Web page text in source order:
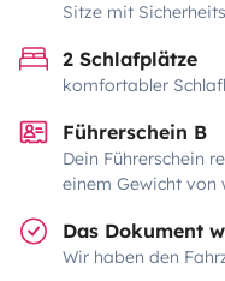
Sitze mit
2 Schlafplätze
komfortabler
Führerschein B
Dein Führerschein
einem Gewicht von
Das Dokument
Wir haben den